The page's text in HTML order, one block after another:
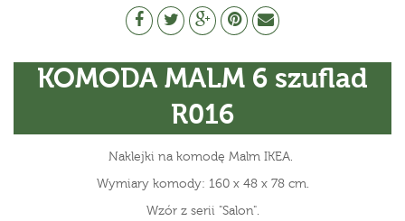
KOMODA MALM 6 szuflad
R016
Naklejki na komodę Malm IKEA.
Wymiary komody: 160 x 48 x 78 cm.
Wzór z serii "Salon".